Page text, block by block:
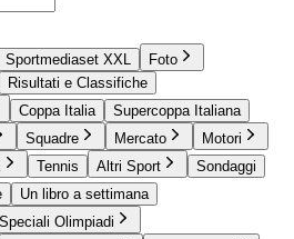
Sportmediaset XXL
Foto
Risultati e Classifiche
Coppa Italia
Supercoppa Italiana
Squadre Mercato
Motori
Tennis Altri Sport
Sondaggi
Un libro a settimana
Speciali Olimpiadi